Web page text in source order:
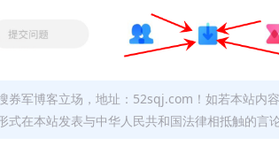
券军博客立场，地址：52sqj.com！如若本站内
在本站发表与中华人民共和国法律相抵触的言